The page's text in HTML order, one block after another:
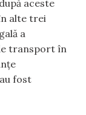
aceste
alte trei
a
transport în
fost